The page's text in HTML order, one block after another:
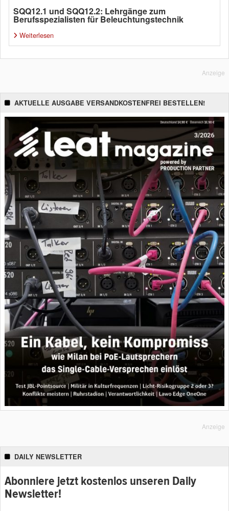
SQQ12.1 und SQQ12.2: Lehrgänge zum
Berufsspezialisten für Beleuchtungstechnik
Weiterlesen
Anzeige
AKTUELLE AUSGABE VERSANDKOSTENFREI BESTELLEN!
Anzeige
DAILY NEWSLETTER
Abonniere jetzt kostenlos unseren Daily
Newsletter!